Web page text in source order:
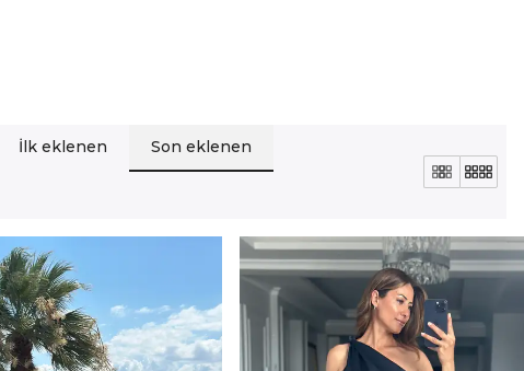
İlk eklenen Son eklenen